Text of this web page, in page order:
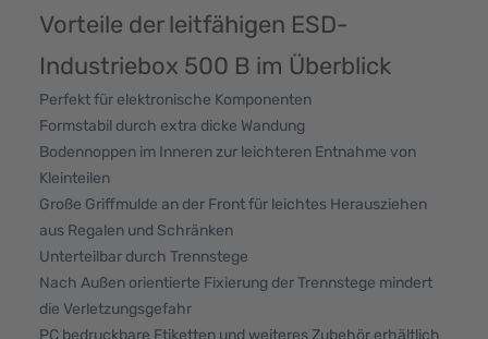
Vorteile der leitfähigen ESD-
Industriebox 500 B im Überblick
Perfekt für elektronische Komponenten
Formstabil durch extra dicke Wandung
Bodennoppen im Inneren zur leichteren Entnahme von
Kleinteilen
Große Griffmulde an der Front für leichtes Herausziehen
aus Regalen und Schränken
Unterteilbar durch Trennstege
Nach Außen orientierte Fixierung der Trennstege mindert
die Verletzungsgefahr
PC bedruckbare Etiketten und weiteres Zubehör erhältlich